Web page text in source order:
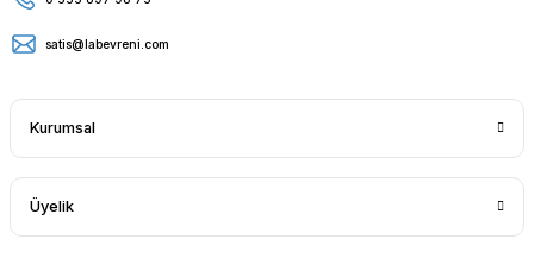
satis@labevreni.com
Kurumsal
Üyelik